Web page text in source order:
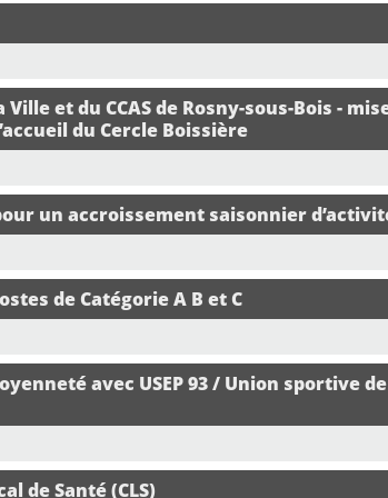
et du CCAS de Rosny-sous-Bois -
du Cercle Boissière
un accroissement saisonnier
de Catégorie A B et C
avec USEP 93 / Union sportive
de Santé (CLS)